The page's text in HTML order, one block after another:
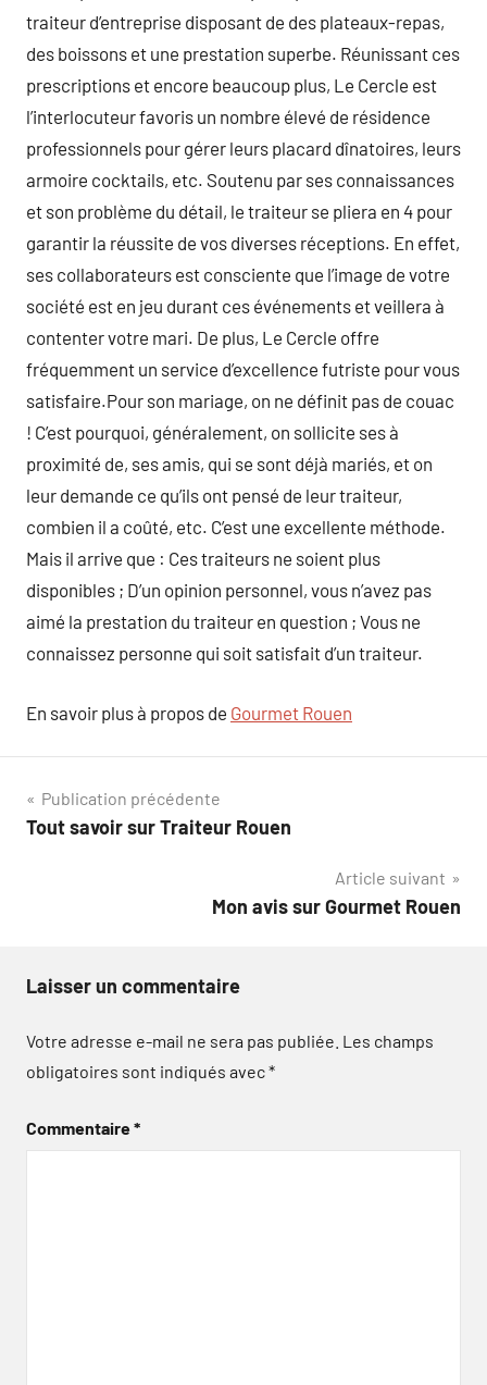
traiteur d’entreprise disposant de des plateaux-repas,
des boissons et une prestation superbe. Réunissant ces
prescriptions et encore beaucoup plus, Le Cercle est
l’interlocuteur favoris un nombre élevé de résidence
professionnels pour gérer leurs placard dînatoires, leurs
armoire cocktails, etc. Soutenu par ses connaissances
et son problème du détail, le traiteur se pliera en 4 pour
garantir la réussite de vos diverses réceptions. En effet,
ses collaborateurs est consciente que l’image de votre
société est en jeu durant ces événements et veillera à
contenter votre mari. De plus, Le Cercle offre
fréquemment un service d’excellence futriste pour vous
satisfaire.Pour son mariage, on ne définit pas de couac
! C’est pourquoi, généralement, on sollicite ses à
proximité de, ses amis, qui se sont déjà mariés, et on
leur demande ce qu’ils ont pensé de leur traiteur,
combien il a coûté, etc. C’est une excellente méthode.
Mais il arrive que : Ces traiteurs ne soient plus
disponibles ; D’un opinion personnel, vous n’avez pas
aimé la prestation du traiteur en question ; Vous ne
connaissez personne qui soit satisfait d’un traiteur.
En savoir plus à propos de Gourmet Rouen
Navigation
de
Publication précédente
Tout savoir sur Traiteur Rouen
Article suivant
Mon avis sur Gourmet Rouen
Laisser un commentaire
Votre adresse e-mail ne sera pas publiée. Les champs
obligatoires sont indiqués avec*
Commentaire*